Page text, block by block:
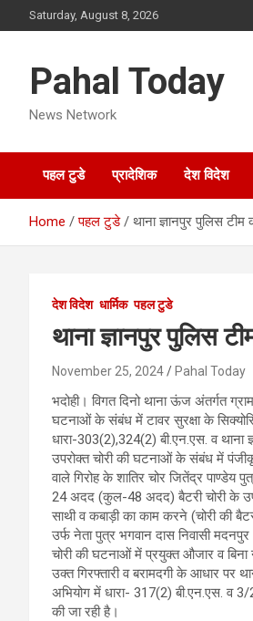
to
Saturday, August 8, 2026
Pahal Today
News Network
पहल टुडे प्रादेशिक देश विदेश
Home पहल टुडे थाना ज्ञानपुर पुलिस टीम
देश विदेश धार्मिक पहल टुडे
थाना ज्ञानपुर पुलिस
November 25, 2024 Pahal Today
भदोही। विगत दिनो थाना ऊंज अंतर्गत
घटनाओं के संबंध में टावर सुरक्षा के
धारा-303(2),324(2) बी.एन.एस. व थाना
उपरोक्त चोरी की घटनाओं के संबंध में
वाले गिरोह के शातिर चोर जितेंद्र पाण्डेय
24 अदद (कुल-48 अदद) बैटरी चोरी के
साथी व कबाड़ी का काम करने (चोरी की
उर्फ नेता पुत्र भगवान दास निवासी
चोरी की घटनाओं में प्रयुक्त औजार व बिना
उक्त गिरफ्तारी व बरामदगी के आधार पर
अभियोग में धारा- 317(2) बी.एन.एस. व
की जा रही है।